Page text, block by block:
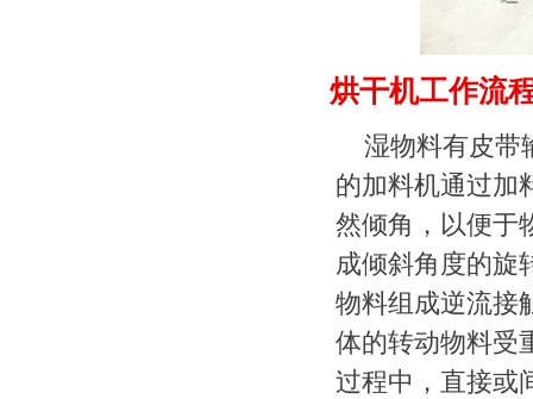
烘干机工作流
湿物料有皮带
的加料机通过加
然倾角，以便于
成倾斜角度的旋
物料组成逆流接
体的转动物料受
过程中，直接或